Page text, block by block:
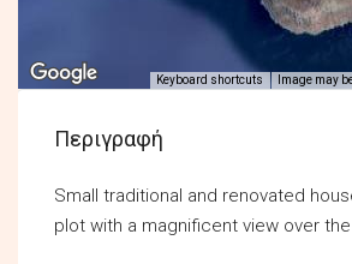
Keyboard shortcuts Image may
Περιγραφή
Small traditional and renovated
plot with a magnificent view over the